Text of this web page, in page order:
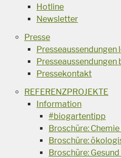
Hotline
Newsletter
Presse
Presseaussendungen
Presseaussendungen
Pressekontakt
REFERENZPROJEKTE
Information
#biogartentipp
Broschüre:
Broschüre:
Broschüre: